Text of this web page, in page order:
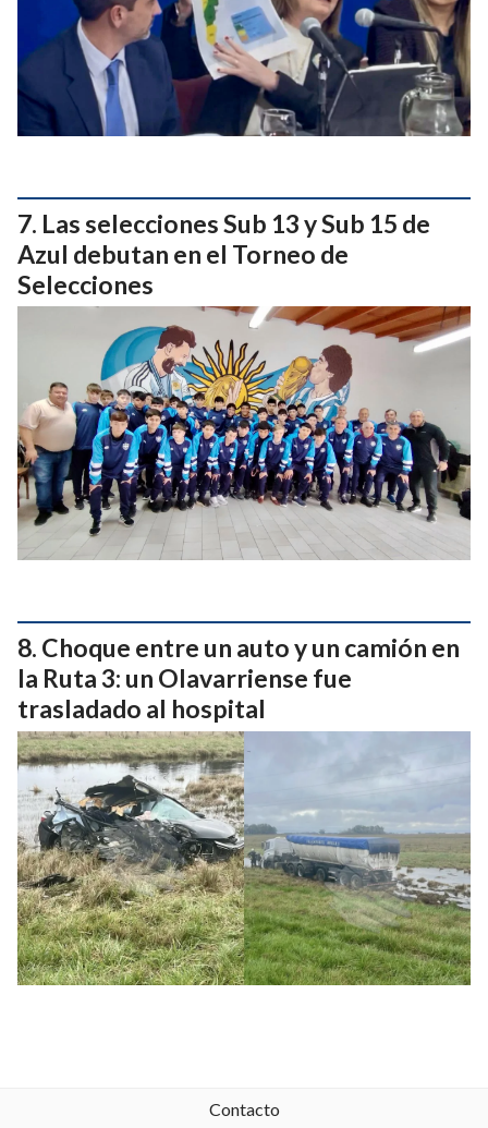
Las selecciones Sub 13 y Sub 15 de
Azul debutan en el Torneo de
Selecciones
Choque entre un auto y un camión en
la Ruta 3: un Olavarriense fue
trasladado al hospital
Contacto